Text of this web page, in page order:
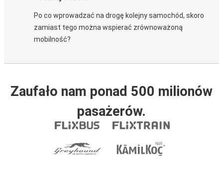
Po co wprowadzać na drogę kolejny samochód, skoro
zamiast tego można wspierać zrównoważoną
mobilność?
Zaufało nam ponad 500 milionów
pasażerów.